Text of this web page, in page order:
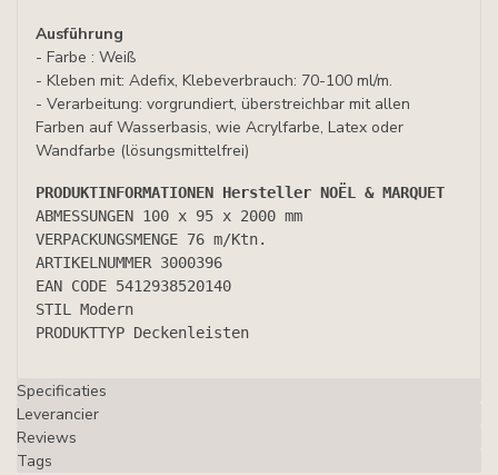
Ausführung
- Farbe : Weiß
- Kleben mit: Adefix, Klebeverbrauch: 70-100 ml/m.
- Verarbeitung: vorgrundiert, überstreichbar mit allen
Farben auf Wasserbasis, wie Acrylfarbe, Latex oder
Wandfarbe (lösungsmittelfrei)
PRODUKTINFORMATIONEN Hersteller NOËL & MARQUET
ABMESSUNGEN 100 x 95 x 2000 mm
VERPACKUNGSMENGE 76 m/Ktn.
ARTIKELNUMMER 3000396
EAN CODE 5412938520140
STIL Modern
PRODUKTTYP Deckenleisten
Specificaties
Leverancier
Reviews
Tags